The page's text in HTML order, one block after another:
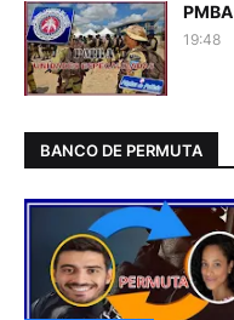
19:48
BANCO DE PERMUTA